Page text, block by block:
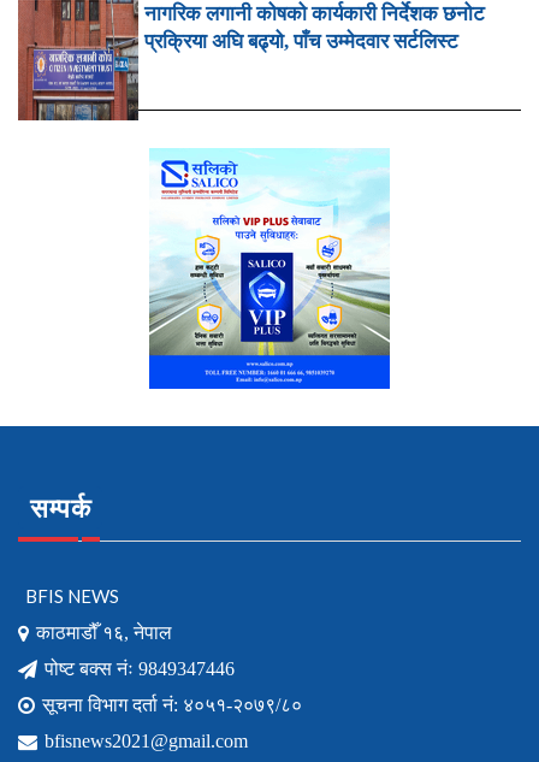
नागरिक लगानी कोषको कार्यकारी निर्देशक छनोट
प्रक्रिया अघि बढ्यो, पाँच उम्मेदवार सर्टलिस्ट
सम्पर्क
BFIS NEWS
काठमाडौँ १६, नेपाल
पोष्ट बक्स नंः 9849347446
सूचना विभाग दर्ता नं: ४०५१-२०७९/८०
bfisnews2021@gmail.com